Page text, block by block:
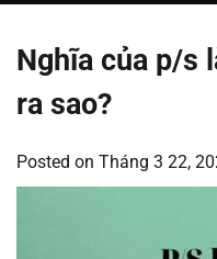
Nghĩa của p/s
ra sao?
Posted on Tháng 3 22,